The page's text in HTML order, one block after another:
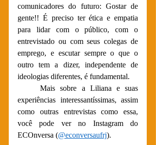
comunicadores do futuro: Gostar de
gente!! É preciso ter ética e empatia
para lidar com o público, com o
entrevistado ou com seus colegas de
emprego, e escutar sempre o que o
outro tem a dizer, independente de
ideologias diferentes, é fundamental.
	Mais sobre a Liliana e suas
experiências interessantíssimas, assim
como outras entrevistas como essa,
você pode ver no Instagram do
ECOnversa (@econversaufrj).